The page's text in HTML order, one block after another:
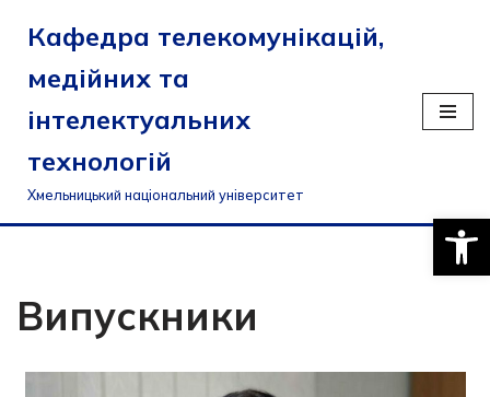
Перейти
до
вмісту
Кафедра телекомунікацій,
медійних та
інтелектуальних
технологій
Хмельницький національний університет
Випускники